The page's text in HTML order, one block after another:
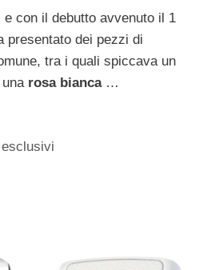
con il debutto avvenuto il 1
presentato dei pezzi di
tra i quali spiccava un
rosa bianca…